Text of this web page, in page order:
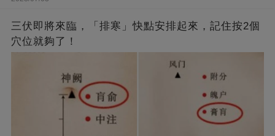
三伏即將來臨，「排寒」快點安排起來，記住按2個
穴位就夠了！